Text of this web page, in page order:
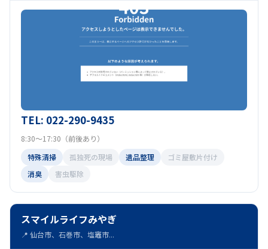
TEL: 022-290-9435
8:30～17:30（前後あり）
特殊清掃
孤独死の現場 遺品整理
ゴミ屋敷片付け
消臭
害虫駆除
スマイルライフみやぎ
📍 仙台市、石巻市、塩竈市...